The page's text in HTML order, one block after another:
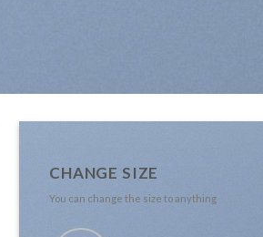
CHANGE SIZE
You can change the size to anything